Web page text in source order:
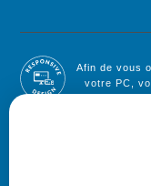
Afin de vous
votre PC,